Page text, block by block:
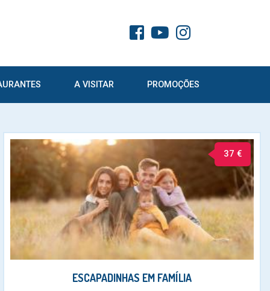
A VISITAR PROMOÇÕES
37 €
ESCAPADINHAS EM FAMÍLIA